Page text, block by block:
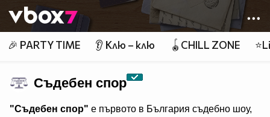
👾
🎉 PARTY TIME 👂 Клю – клю 🪀CHILL ZONE
Съдебен спор
"Съдебен спор" е първото в България съдебно шоу,